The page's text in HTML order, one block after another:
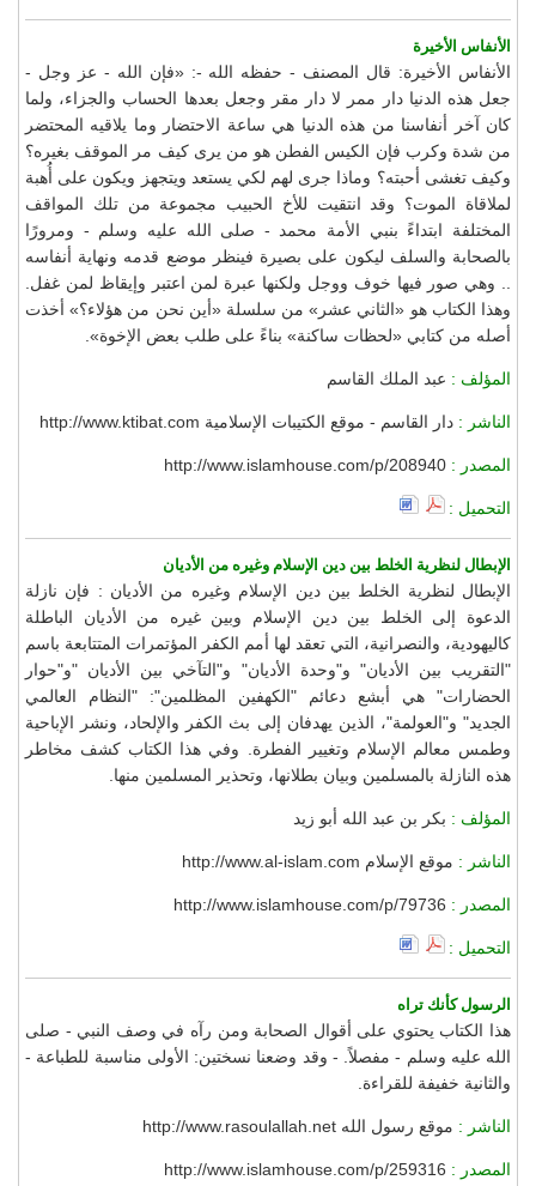
الأنفاس الأخيرة
الأنفاس الأخيرة: قال المصنف - حفظه الله -: «فإن الله - عز وجل -
جعل هذه الدنيا دار ممر لا دار مقر وجعل بعدها الحساب والجزاء، ولما
كان آخر أنفاسنا من هذه الدنيا هي ساعة الاحتضار وما يلاقيه المحتضر
من شدة وكرب فإن الكيس الفطن هو من يرى كيف مر الموقف بغيره؟
وكيف تغشى أحبته؟ وماذا جرى لهم لكي يستعد ويتجهز ويكون على أُهبة
لملاقاة الموت؟ وقد انتقيت للأخ الحبيب مجموعة من تلك المواقف
المختلفة ابتداءً بنبي الأمة محمد - صلى الله عليه وسلم - ومرورًا
بالصحابة والسلف ليكون على بصيرة فينظر موضع قدمه ونهاية أنفاسه
.. وهي صور فيها خوف ووجل ولكنها عبرة لمن اعتبر وإيقاظ لمن غفل.
وهذا الكتاب هو «الثاني عشر» من سلسلة «أين نحن من هؤلاء؟» أخذت
أصله من كتابي «لحظات ساكنة» بناءً على طلب بعض الإخوة».
المؤلف : عبد الملك القاسم
الناشر : دار القاسم - موقع الكتيبات الإسلامية http://www.ktibat.com
المصدر : http://www.islamhouse.com/p/208940
التحميل :
الإبطال لنظرية الخلط بين دين الإسلام وغيره من الأديان
الإبطال لنظرية الخلط بين دين الإسلام وغيره من الأديان : فإن نازلة
الدعوة إلى الخلط بين دين الإسلام وبين غيره من الأديان الباطلة
كاليهودية، والنصرانية، التي تعقد لها أمم الكفر المؤتمرات المتتابعة باسم
"التقريب بين الأديان" و"وحدة الأديان" و"التآخي بين الأديان "و"حوار
الحضارات" هي أبشع دعائم "الكهفين المظلمين": "النظام العالمي
الجديد" و"العولمة"، الذين يهدفان إلى بث الكفر والإلحاد، ونشر الإباحية
وطمس معالم الإسلام وتغيير الفطرة. وفي هذا الكتاب كشف مخاطر
هذه النازلة بالمسلمين وبيان بطلانها، وتحذير المسلمين منها.
المؤلف : بكر بن عبد الله أبو زيد
الناشر : موقع الإسلام http://www.al-islam.com
المصدر : http://www.islamhouse.com/p/79736
التحميل :
الرسول كأنك تراه
هذا الكتاب يحتوي على أقوال الصحابة ومن رآه في وصف النبي - صلى
الله عليه وسلم - مفصلاً. - وقد وضعنا نسختين: الأولى مناسبة للطباعة -
والثانية خفيفة للقراءة.
الناشر : موقع رسول الله http://www.rasoulallah.net
المصدر : http://www.islamhouse.com/p/259316